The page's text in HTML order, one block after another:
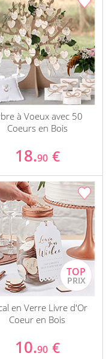
à Voeux avec 50
Coeurs en Bois
18.90 €
en Verre Livre d'Or
Coeur en Bois
10.90 €